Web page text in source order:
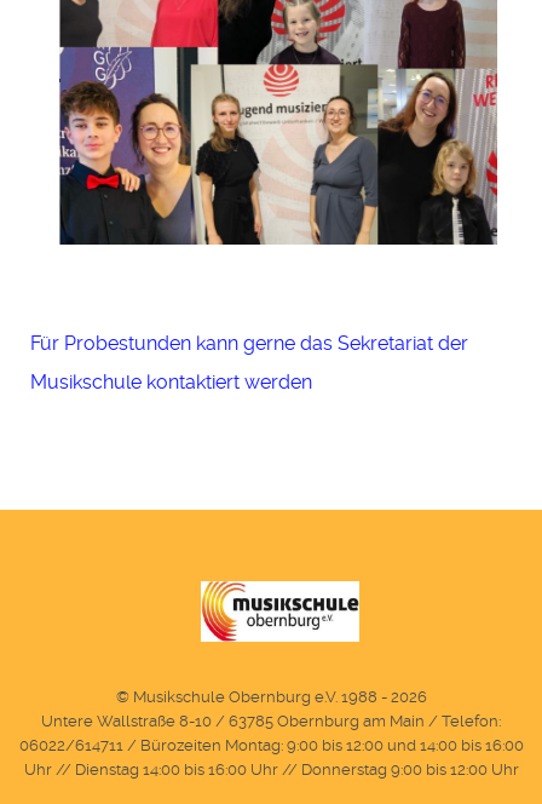
Für Probestunden kann gerne das Sekretariat der
Musikschule kontaktiert werden
© Musikschule Obernburg e.V. 1988 - 2026
Untere Wallstraße 8-10 / 63785 Obernburg am Main / Telefon:
06022/614711 / Bürozeiten Montag: 9:00 bis 12:00 und 14:00 bis 16:00
Uhr // Dienstag 14:00 bis 16:00 Uhr // Donnerstag 9:00 bis 12:00 Uhr